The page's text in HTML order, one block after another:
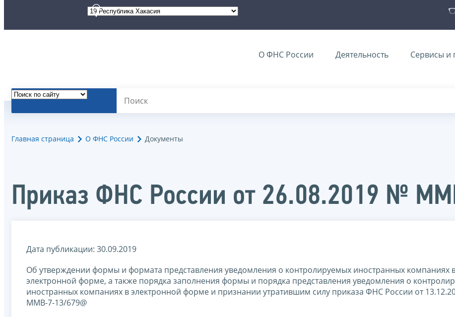
О ФНС России Деятельность Сервисы и
Главная страница О ФНС России Документы
Приказ ФНС России от 26.08.2019 №
Дата публикации: 30.09.2019
Об утверждении формы и формата представления уведомления о контролируемых иностранных компаниях
электронной форме, а также порядка заполнения формы и порядка представления уведомления о
иностранных компаниях в электронной форме и признании утратившим силу приказа ФНС России от
ММВ-7-13/679@